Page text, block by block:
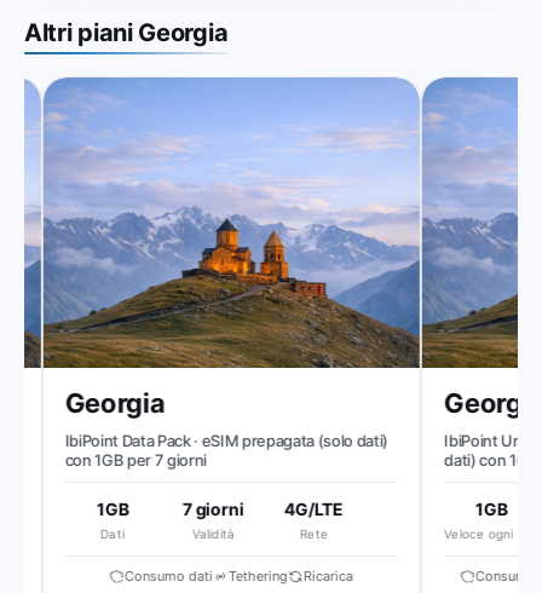
Altri piani Georgia
Georgia
IbiPoint Data Pack · eSIM prepagata (solo dati)
con 1GB per 7 giorni
1GB
Dati
7 giorni
Validità
4G/LTE
Rete
Consumo dati Tethering Ricarica
Georgia
IbiPoint
dati) con 1GB
1GB
Veloce ogni giorno
Consumo